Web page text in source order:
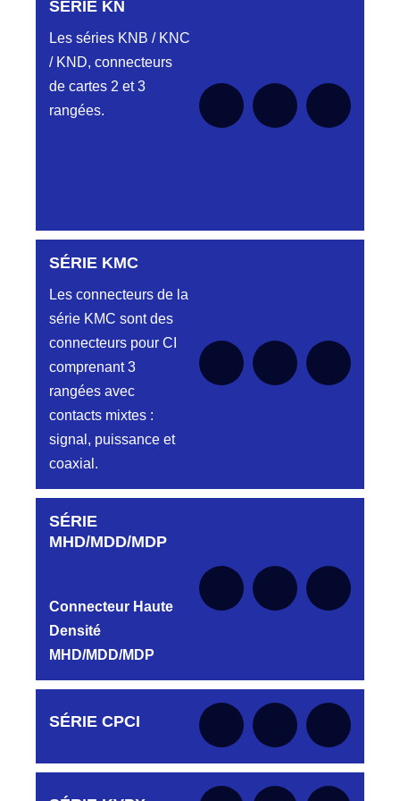
SÉRIE-CS
Aucune pièce disponible pour cette série
pour le moment
SÉRIE KN
Les séries KNB / KNC
/ KND, connecteurs
de cartes 2 et 3
rangées.
Aucune pièce disponible pour cette série pour
SÉRIE KMC
Les connecteurs de la
série KMC sont des
connecteurs pour CI
comprenant 3
rangées avec
contacts mixtes :
signal, puissance et
coaxial.
Aucune pièce disponible pour cette série pour
le moment
SÉRIE
MHD/MDD/MDP
Connecteur Haute
Densité
MHD/MDD/MDP
Aucune pièce disponible pour cette série pour
le moment
SÉRIE CPCI
Aucune pièce disponible pour cette série pour